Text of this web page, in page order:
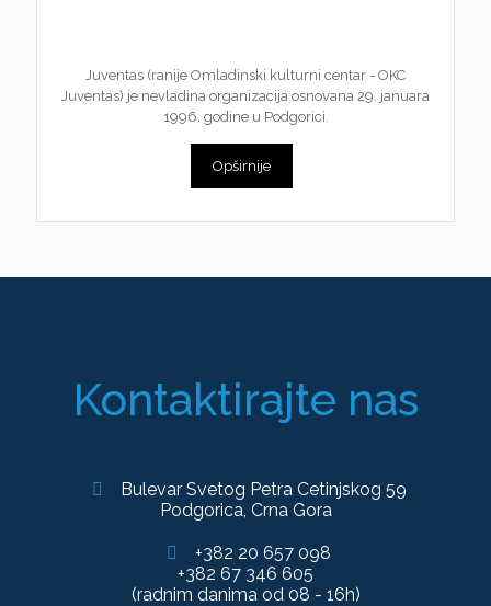
Juventas (ranije Omladinski kulturni centar - OKC
Juventas) je nevladina organizacija osnovana 29. januara
1996. godine u Podgorici.
Opširnije
Kontaktirajte nas
Bulevar Svetog Petra Cetinjskog 59
Podgorica, Crna Gora
+382 20 657 098
+382 67 346 605
(radnim danima od 08 - 16h)